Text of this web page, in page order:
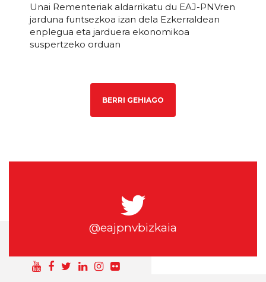
Unai Rementeriak aldarrikatu du EAJ-PNVren
jarduna funtsezkoa izan dela Ezkerraldean
enplegua eta jarduera ekonomikoa
suspertzeko orduan
BERRI GEHIAGO
@eajpnvbizkaia